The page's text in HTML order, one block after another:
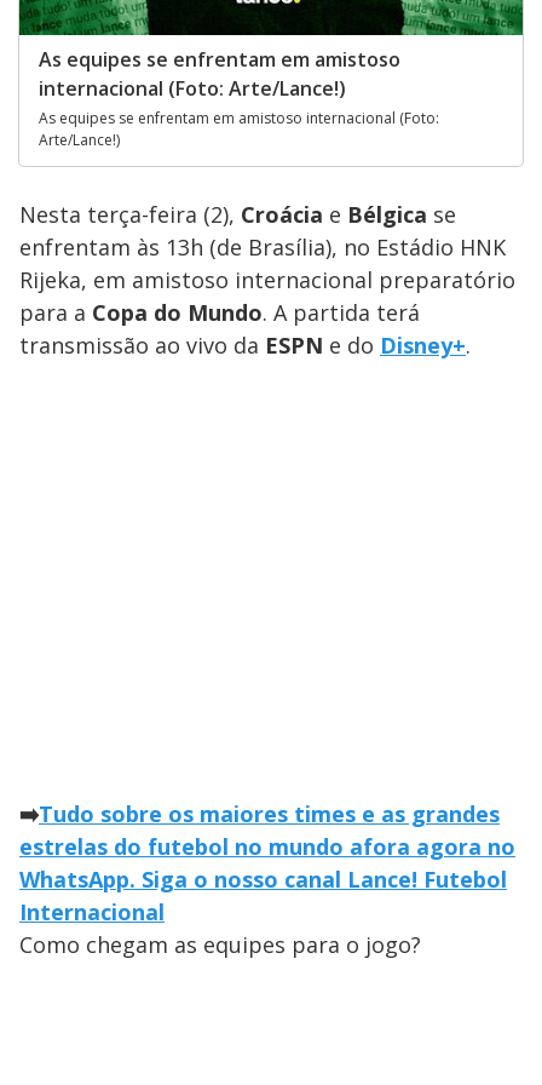
As equipes se enfrentam em amistoso
internacional (Foto: Arte/Lance!)
As equipes se enfrentam em amistoso internacional (Foto:
Arte/Lance!)
Nesta terça-feira (2), Croácia e Bélgica se
enfrentam às 13h (de Brasília), no Estádio HNK
Rijeka, em amistoso internacional preparatório
para a Copa do Mundo. A partida terá
transmissão ao vivo da ESPN e do Disney+.
➡️Tudo sobre os maiores times e as grandes
estrelas do futebol no mundo afora agora no
WhatsApp. Siga o nosso canal Lance! Futebol
Internacional
Como chegam as equipes para o jogo?